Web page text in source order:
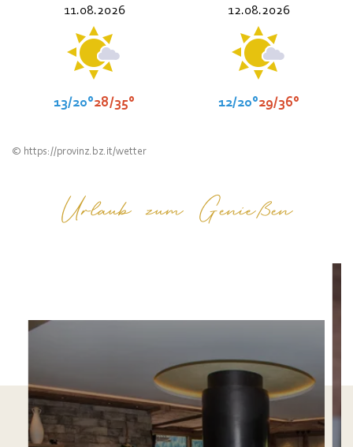
11.08.2026
13/20°28/35°
12.08.2026
12/20°29/36°
© https://provinz.bz.it/wetter
Urlaub zum Genießen